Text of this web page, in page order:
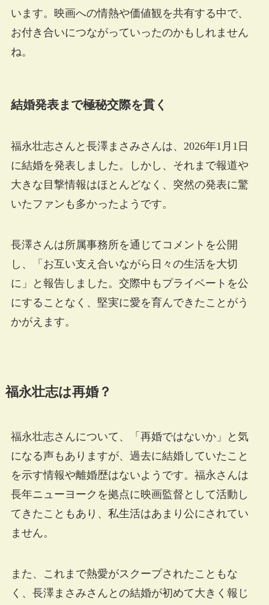
います。映画への情熱や価値観を共有する中で、
お付き合いにつながっていったのかもしれません
ね。
結婚発表まで極秘交際を貫く
福永壮志さんと長澤まさみさんは、2026年1月1日
に結婚を発表しました。しかし、それまで報道や
大きな目撃情報はほとんどなく、突然の発表に驚
いたファンも多かったようです。
長澤さんは所属事務所を通じてコメントを公開
し、「お互い支え合いながら日々の生活を大切
に」と報告しました。交際中もプライベートを公
にすることなく、堅実に愛を育んできたことがう
かがえます。
福永壮志は再婚？
福永壮志さんについて、「再婚ではないか」と気
になる声もありますが、過去に結婚していたこと
を示す情報や離婚歴はないようです。福永さんは
長年ニューヨークを拠点に映画監督として活動し
てきたこともあり、私生活はあまり公にされてい
ません。
また、これまで熱愛がスクープされたこともな
く、長澤まさみさんとの結婚が初めて大きく報じ